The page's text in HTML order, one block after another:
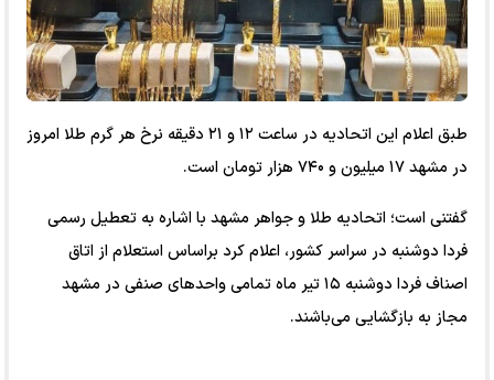
طبق اعلام این اتحادیه در ساعت ۱۲ و ۲۱ دقیقه نرخ هر گرم طلا امروز
در مشهد ۱۷ میلیون و ۷۴۰ هزار تومان است.
گفتنی است؛ اتحادیه طلا و جواهر مشهد با اشاره به تعطیل رسمی
فردا دوشنبه در سراسر کشور، اعلام کرد براساس استعلام از اتاق
اصناف فردا دوشنبه ۱۵ تیر ماه تمامی واحد‌های صنفی در مشهد
مجاز به بازگشایی می‌باشند.